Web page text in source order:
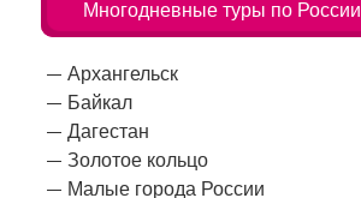
Многодневные туры по России
Архангельск
Байкал
Дагестан
Золотое кольцо
Малые города России